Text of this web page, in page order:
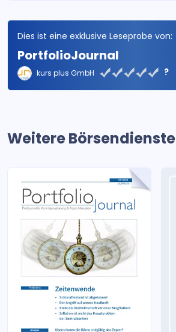
Dies ist eine exklusive Leseprobe von:
PortfolioJournal
kurs plus GmbH ?
Weitere Börsendienste